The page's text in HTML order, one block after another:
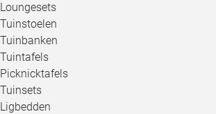
Loungesets
Tuinstoelen
Tuinbanken
Tuintafels
Picknicktafels
Tuinsets
Ligbedden